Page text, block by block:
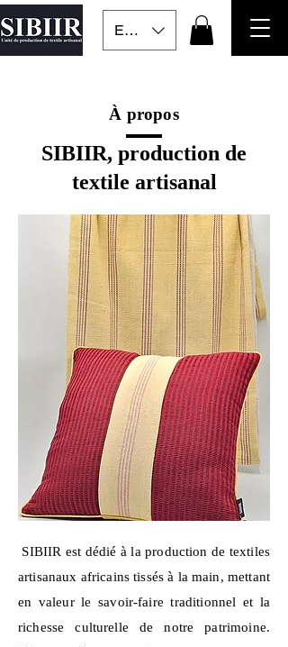
EUR (€)
À propos
SIBIIR, production de
textile artisanal
SIBIIR est dédié à la production de textiles
artisanaux africains tissés à la main, mettant
en valeur le savoir-faire traditionnel et la
richesse culturelle de notre patrimoine.